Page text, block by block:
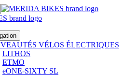
VÉLOS ÉLECTRIQUES
LITHOS
ETMO
eONE-SIXTY SL